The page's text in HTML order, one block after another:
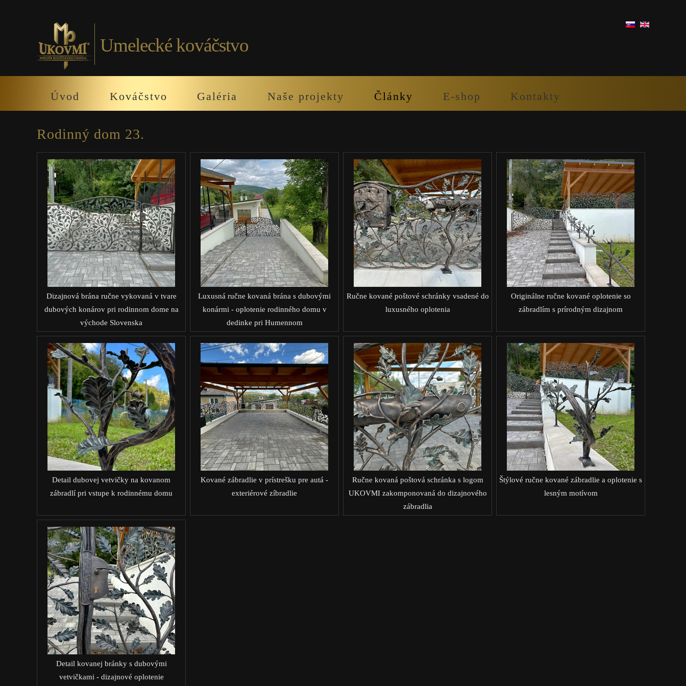
Umelecké kováčstvo
Úvod Kováčstvo Galéria Naše projekty Články E-shop Kontakty
Rodinný dom 23.
Dizajnová brána ručne vykovaná v tvare
dubových konárov pri rodinnom dome na
východe Slovenska
Luxusná ručne kovaná brána s dubovými
konármi - oplotenie rodinného domu v
dedinke pri Humennom
Ručne kované poštové schránky vsadené do
luxusného oplotenia
Originálne ručne kované oplotenie so
zábradlím s prírodným dizajnom
Detail dubovej vetvičky na kovanom
zábradlí pri vstupe k rodinnému domu
Kované zábradlie v prístrešku pre autá -
exteriérové zíbradlie
Ručne kovaná poštová schránka s logom
UKOVMI zakomponovaná do dizajnového
zábradlia
Štýlové ručne kované zábradlie a oplotenie s
lesným motívom
Detail kovanej bránky s dubovými
vetvičkami - dizajnové oplotenie